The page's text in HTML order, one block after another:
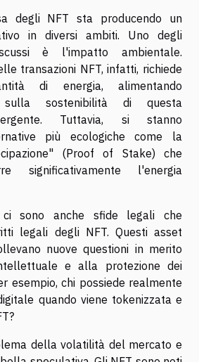
degli NFT sta producendo un
in diversi ambiti. Uno degli
è l'impatto ambientale.
transazioni NFT, infatti, richiede
di energia, alimentando
sulla sostenibilità di questa
Tuttavia, si stanno
più ecologiche come la
(Proof of Stake) che
significativamente l'energia
ci sono anche sfide legali che
legali degli NFT. Questi asset
nuove questioni in merito
e alla protezione dei
esempio, chi possiede realmente
quando viene tokenizzata e
della volatilità del mercato e